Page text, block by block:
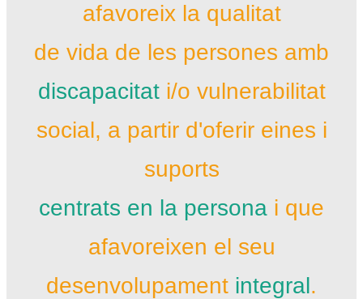
afavoreix la qualitat
de vida de les persones amb
discapacitati/o vulnerabilitat
social, a partir d'oferir eines i
suports
centrats en la persona i que
afavoreixen el seu
desenvolupament integral.